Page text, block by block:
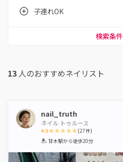
子連れOK
検索条件
13 人のおすすめネイリスト
nail_truth
ネイル トゥルース
4.9
1 2 3 4 5
(27件)
甘木駅から徒歩20分